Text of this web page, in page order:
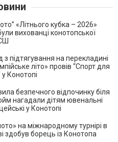
«Літнього кубка – 2026»
вихованці конотопської
з підтягування на перекладині
літо» провів “Спорт для
у Конотопі
безпечного відпочинку біля
нагадали дітям ювенальні
у Конотопі
на міжнародному турнірі в
здобув борець із Конотопа